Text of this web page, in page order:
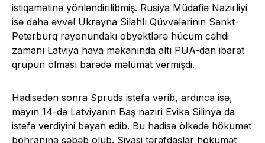
istiqamətinə yönləndirilibmiş. Rusiya Müdafiə Nazirliyi
isə daha əvvəl Ukrayna Silahlı Qüvvələrinin Sankt-
Peterburq rayonundakı obyektlərə hücum cəhdi
zamanı Latviya hava məkanında altı PUA-dan ibarət
qrupun olması barədə məlumat vermişdi.
Hadisədən sonra Spruds istefa verib, ardınca isə,
mayın 14-də Latviyanın Baş naziri Evika Silinya da
istefa verdiyini bəyan edib. Bu hadisə ölkədə hökumət
böhranına səbəb olub. Siyasi tərəfdaşlar hökumət